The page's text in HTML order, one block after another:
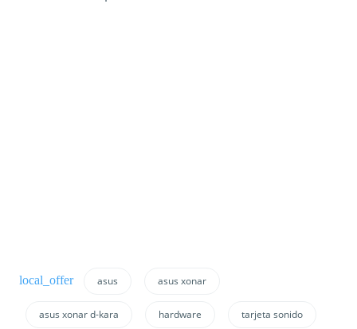
asus asus xonar
asus xonar d-kara hardware tarjeta sonido